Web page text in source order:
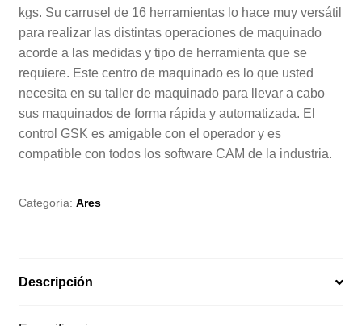
kgs. Su carrusel de 16 herramientas lo hace muy versátil
para realizar las distintas operaciones de maquinado
acorde a las medidas y tipo de herramienta que se
requiere. Este centro de maquinado es lo que usted
necesita en su taller de maquinado para llevar a cabo
sus maquinados de forma rápida y automatizada. El
control GSK es amigable con el operador y es
compatible con todos los software CAM de la industria.
Categoría: Ares
Descripción